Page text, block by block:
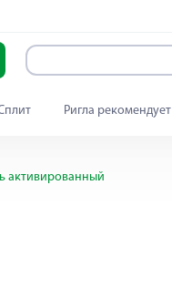
Ригла рекомендует
активированный